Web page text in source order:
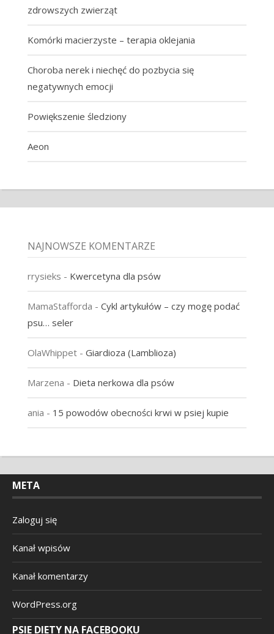
zdrowszych zwierząt
Komórki macierzyste – terapia oklejania
Choroba nerek i niechęć do pozbycia się
negatywnych emocji
Powiększenie śledziony
Aeon
NAJNOWSZE KOMENTARZE
rrysieks - Kwercetyna dla psów
MamaStafforda - Cykl artykułów – czy mogę podać
psu… seler
OlaWhippet- Giardioza (Lamblioza)
Marzena - Dieta nerkowa dla psów
ania - 15 powodów obecności krwi w psiej kupie
META
Zaloguj się
Kanał wpisów
Kanał komentarzy
WordPress.org
PSIE DIETY NA FACEBOOKU